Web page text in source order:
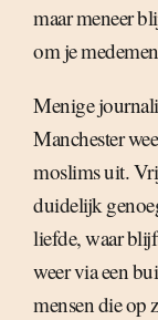
maar meneer
om je
Menige
Manchester
moslims uit.
duidelijk
liefde, waar
weer via een
mensen die op